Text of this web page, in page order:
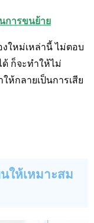
การขนย้าย
ใหม่เหล่านี้ ไม่ตอบ
ด้ ก็จะทำให้ไม่
ห้กลายเป็นการเสีย
ให้เหมาะสม